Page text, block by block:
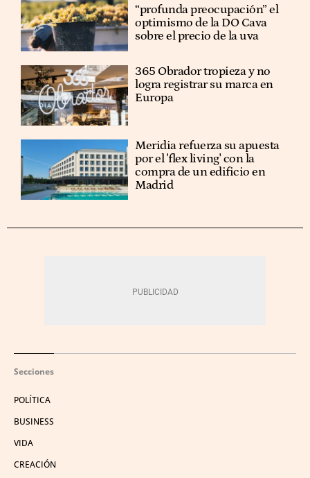
“profunda preocupación” el
optimismo de la DO Cava
sobre el precio de la uva
365 Obrador tropieza y no
logra registrar su marca en
Europa
Meridia refuerza su apuesta
por el 'flex living' con la
compra de un edificio en
Madrid
Secciones
POLÍTICA
BUSINESS
VIDA
CREACIÓN